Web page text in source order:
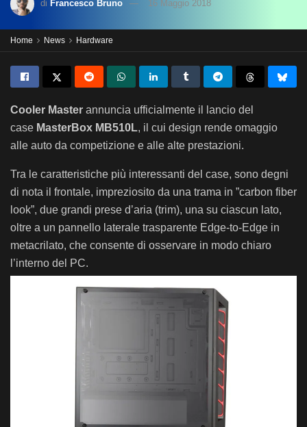
di Francesco Bruno 16 Maggio 2018
Home News Hardware
Cooler Master annuncia ufficialmente il lancio del
case MasterBox MB510L, il cui design rende omaggio
alle auto da competizione e alle alte prestazioni.
Tra le caratteristiche più interessanti del case, sono degni
di nota il frontale, impreziosito da una trama in ”carbon fiber
look”, due grandi prese d’aria (trim), una su ciascun lato,
oltre a un pannello laterale trasparente Edge-to-Edge in
metacrilato, che consente di osservare in modo chiaro
l’interno del PC.